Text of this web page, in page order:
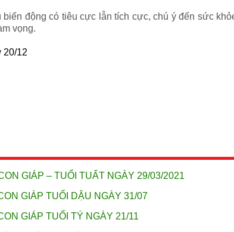
biến động có tiêu cực lẫn tích cực, chú ý đến sức
vọng.
20/12
GIÁP – TUỔI TUẤT NGÀY 29/03/2021
GIÁP TUỔI DẬU NGÀY 31/07
GIÁP TUỔI TÝ NGÀY 21/11